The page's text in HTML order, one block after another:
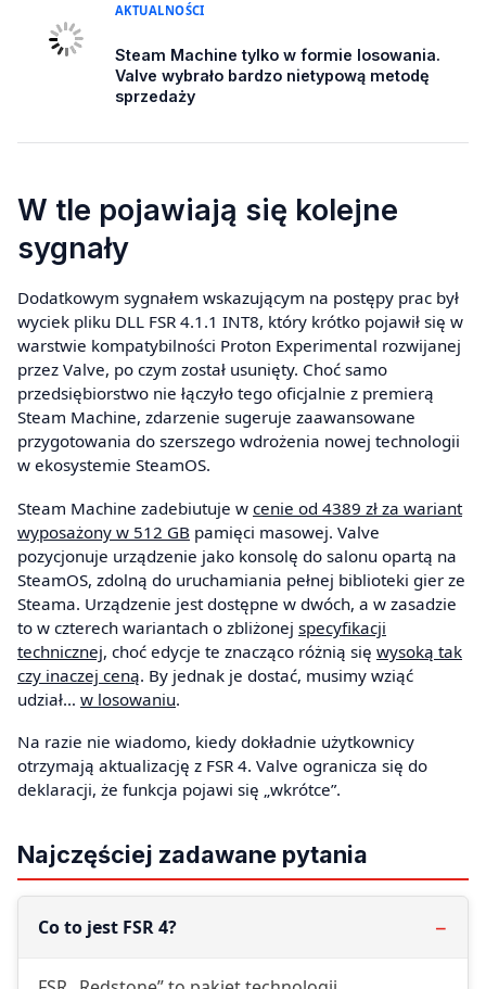
AKTUALNOŚCI
Steam Machine tylko w formie losowania.
Valve wybrało bardzo nietypową metodę
sprzedaży
W tle pojawiają się kolejne
sygnały
Dodatkowym sygnałem wskazującym na postępy prac był
wyciek pliku DLL FSR 4.1.1 INT8, który krótko pojawił się w
warstwie kompatybilności Proton Experimental rozwijanej
przez Valve, po czym został usunięty. Choć samo
przedsiębiorstwo nie łączyło tego oficjalnie z premierą
Steam Machine, zdarzenie sugeruje zaawansowane
przygotowania do szerszego wdrożenia nowej technologii
w ekosystemie SteamOS.
Steam Machine zadebiutuje w cenie od 4389 zł za wariant
wyposażony w 512 GB pamięci masowej. Valve
pozycjonuje urządzenie jako konsolę do salonu opartą na
SteamOS, zdolną do uruchamiania pełnej biblioteki gier ze
Steama. Urządzenie jest dostępne w dwóch, a w zasadzie
to w czterech wariantach o zbliżonej specyfikacji
technicznej, choć edycje te znacząco różnią się wysoką tak
czy inaczej ceną. By jednak je dostać, musimy wziąć
udział… w losowaniu.
Na razie nie wiadomo, kiedy dokładnie użytkownicy
otrzymają aktualizację z FSR 4. Valve ogranicza się do
deklaracji, że funkcja pojawi się „wkrótce”.
Najczęściej zadawane pytania
Co to jest FSR 4?